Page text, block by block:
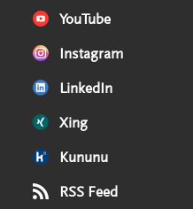
YouTube
Instagram
LinkedIn
Xing
Kununu
RSS Feed